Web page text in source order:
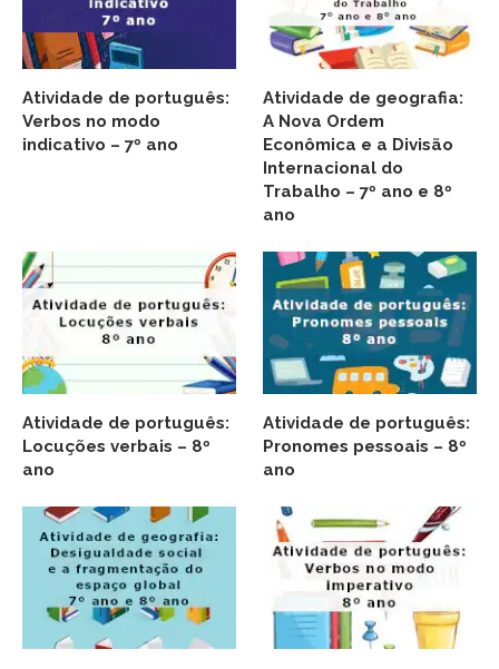
Atividade de português:
Verbos no modo
indicativo – 7º ano
Atividade de geografia:
A Nova Ordem
Econômica e a Divisão
Internacional do
Trabalho – 7º ano e 8º
ano
Atividade de português:
Locuções verbais – 8º
ano
Atividade de português:
Pronomes pessoais – 8º
ano